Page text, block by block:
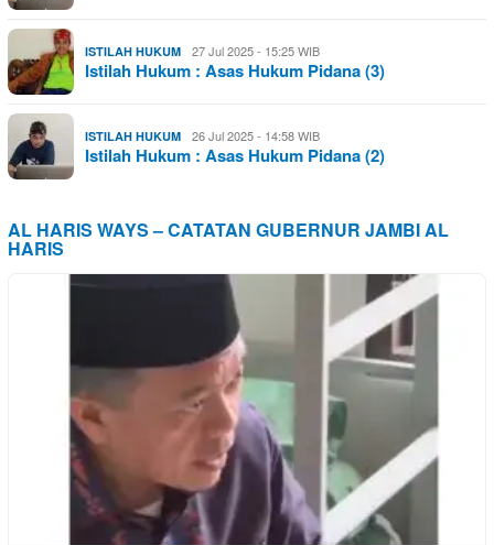
ISTILAH HUKUM 27 Jul 2025 - 15:25 WIB
Istilah Hukum : Asas Hukum Pidana (3)
ISTILAH HUKUM 26 Jul 2025 - 14:58 WIB
Istilah Hukum : Asas Hukum Pidana (2)
AL HARIS WAYS – CATATAN GUBERNUR JAMBI AL
HARIS